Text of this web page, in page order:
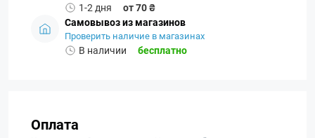
1-2 дня
от 70 ₴
Самовывоз из магазинов
Проверить наличие в магазинах
В наличии бесплатно
Оплата